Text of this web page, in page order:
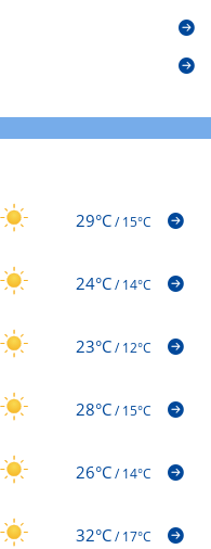
29°C/15°C
24°C/14°C
23°C/12°C
28°C/15°C
26°C/14°C
32°C/17°C